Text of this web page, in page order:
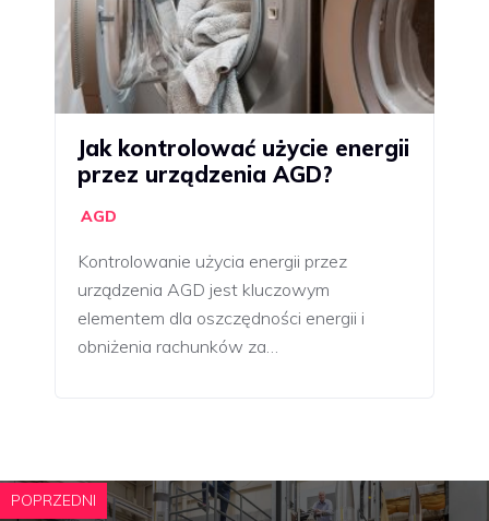
Jak kontrolować użycie energii
przez urządzenia AGD?
AGD
Kontrolowanie użycia energii przez
urządzenia AGD jest kluczowym
elementem dla oszczędności energii i
obniżenia rachunków za…
POPRZEDNI